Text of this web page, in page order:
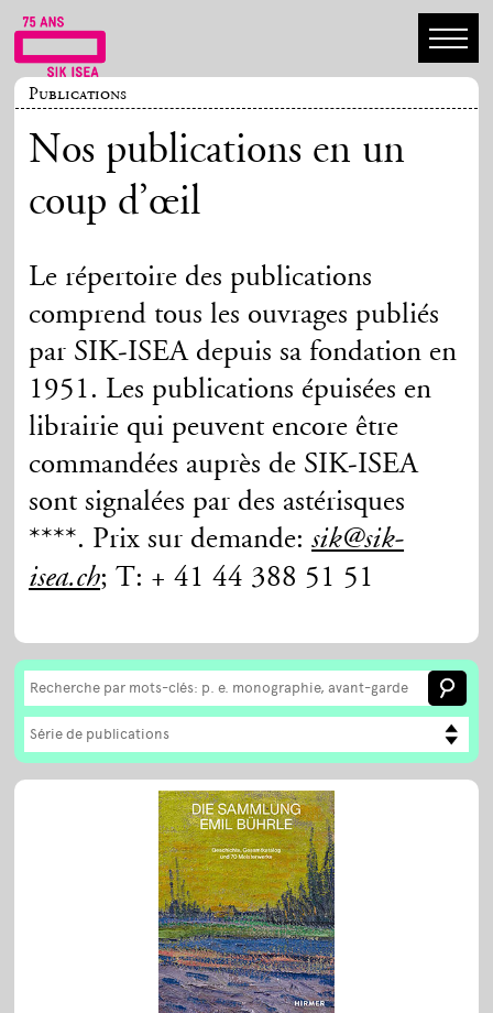
Publications
Nos publications en un
coup d’œil
Le répertoire des publications
comprend tous les ouvrages publiés
par SIK-ISEA depuis sa fondation en
1951. Les publications épuisées en
librairie qui peuvent encore être
commandées auprès de SIK-ISEA
sont signalées par des astérisques
****. Prix sur demande:sik@sik-
isea.ch; T: + 41 44 388 51 51
Série de publications